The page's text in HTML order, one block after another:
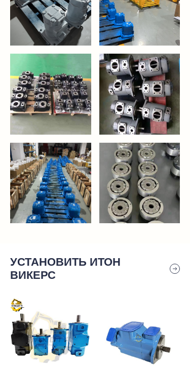
https://waimao.office.163.com/site/api/pub/
fileId=424887145967185936
https://
https://waimao.office.163.com/site/api/pub/
fileId=535210008032378962
https://
УСТАНОВИТЬ ИТОН
ВИКЕРС